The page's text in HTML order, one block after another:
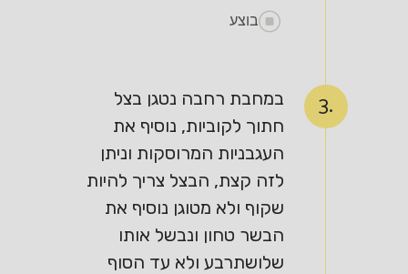
בוצע
3.
במחבת רחבה נטגן בצל
חתוך לקוביות, נוסיף את
העגבניות המרוסקות וניתן
לזה קצת, הבצל צריך להיות
שקוף ולא מטוגן נוסיף את
הבשר טחון ונבשל אותו
שלושתרבע ולא עד הסוף